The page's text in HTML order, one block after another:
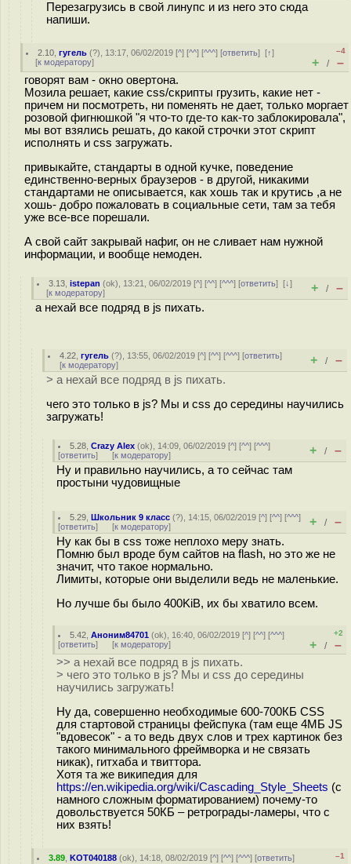
Перезагрузись в свой линупc и из него это сюда
напиши.
2.10 ,гугель (?), 13:17, 06/02/2019 [^] [^^] [^^^] [ответить][↑]
[к модератору]
–4
+ / –
говорят вам - окно овертона.
Мозила решает, какие css/скрипты грузить, какие нет -
причем ни посмотреть, ни поменять не дает, только моргает
розовой фигнюшкой "я что-то где-то как-то заблокировала",
мы вот взялись решать, до какой строчки этот скрипт
исполнять и css загружать.
привыкайте, стандарты в одной кучке, поведение
единственно-верных браузеров - в другой, никакими
стандартами не описывается, как хошь так и крутись ,а не
хошь- добро пожаловать в социальные сети, там за тебя
уже все-все порешали.
А свой сайт закрывай нафиг, он не сливает нам нужной
информации, и вообще немоден.
3.13 ,istepan (ok), 13:21, 06/02/2019 [^] [^^] [^^^] [ответить][↓]
[к модератору] + / –
а нехай все подряд в js пихать.
4.22 ,гугель (?), 13:55, 06/02/2019 [^] [^^] [^^^] [ответить]
[к модератору] + / –
> а нехай все подряд в js пихать.
чего это только в js? Мы и css до середины научились
загружать!
5.28 ,Crazy Alex (ok), 14:09, 06/02/2019 [^] [^^] [^^^]
[ответить] [к модератору] + / –
Ну и правильно научились, а то сейчас там
простыни чудовищные
5.29 ,Школьник 9 класс (?), 14:15, 06/02/2019 [^] [^^] [^^^]
[ответить] [к модератору] + / –
Ну как бы в css тоже неплохо меру знать.
Помню был вроде бум сайтов на flash, но это же не
значит, что такое нормально.
Лимиты, которые они выделили ведь не маленькие.
Но лучше бы было 400KiB, их бы хватило всем.
5.42 ,Аноним84701 (ok), 16:40, 06/02/2019 [^] [^^] [^^^]
[ответить] [к модератору]
+2
+ / –
>> а нехай все подряд в js пихать.
> чего это только в js? Мы и css до середины
научились загружать!
Ну да, совершенно необходимые 600-700КБ CSS
для стартовой страницы фейспука (там еще 4МБ JS
"вдовесок" - а то ведь двух слов и трех картинок без
такого минимального фреймворка и не связать
никак), гитхаба и твиттора.
Хотя та же википедия для
https://en.wikipedia.org/wiki/Cascading_Style_Sheets (с
намного сложным форматированием) почему-то
довольствуется 50КБ – ретрограды-ламеры, что с
них взять!
3.89 ,KOT040188 (ok), 14:18, 08/02/2019 [^] [^^] [^^^] [ответить]
–1